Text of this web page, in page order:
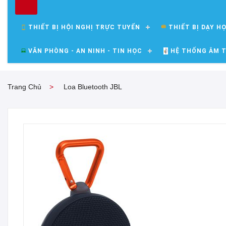
THIẾT BỊ HỘI NGHỊ TRỰC TUYẾN THIẾT BỊ DẠY
VĂN PHÒNG - AN NINH - TIN HỌC HỆ THỐNG ÂM
Trang Chủ Loa Bluetooth JBL